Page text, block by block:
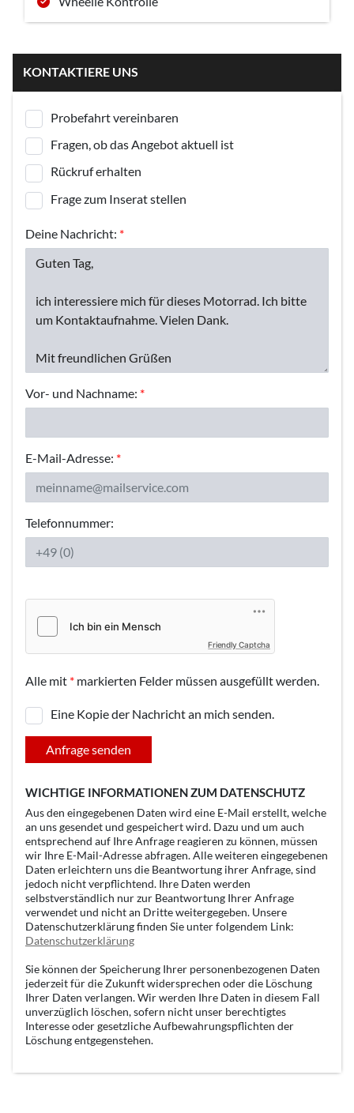
KONTAKTIERE UNS
Probefahrt vereinbaren
Fragen, ob das Angebot aktuell ist
Rückruf erhalten
Frage zum Inserat stellen
Deine Nachricht: *
Vor- und Nachname: *
E-Mail-Adresse: *
Telefonnummer:
Friendly Captcha
Alle mit * markierten Felder müssen ausgefüllt werden.
Eine Kopie der Nachricht an mich senden.
Anfrage senden
WICHTIGE INFORMATIONEN ZUM DATENSCHUTZ
Aus den eingegebenen Daten wird eine E-Mail erstellt, welche
an uns gesendet und gespeichert wird. Dazu und um auch
entsprechend auf Ihre Anfrage reagieren zu können, müssen
wir Ihre E-Mail-Adresse abfragen. Alle weiteren eingegebenen
Daten erleichtern uns die Beantwortung ihrer Anfrage, sind
jedoch nicht verpflichtend. Ihre Daten werden
selbstverständlich nur zur Beantwortung Ihrer Anfrage
verwendet und nicht an Dritte weitergegeben. Unsere
Datenschutzerklärung finden Sie unter folgendem Link:
Datenschutzerklärung
Sie können der Speicherung Ihrer personenbezogenen Daten
jederzeit für die Zukunft widersprechen oder die Löschung
Ihrer Daten verlangen. Wir werden Ihre Daten in diesem Fall
unverzüglich löschen, sofern nicht unser berechtigtes
Interesse oder gesetzliche Aufbewahrungspflichten der
Löschung entgegenstehen.